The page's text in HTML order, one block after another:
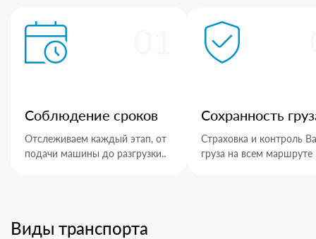
Соблюдение сроков
Отслеживаем каждый этап, от
подачи машины до разгрузки..
Сохранность
Страховка и контроль
груза на всем маршруте
Виды транспорта